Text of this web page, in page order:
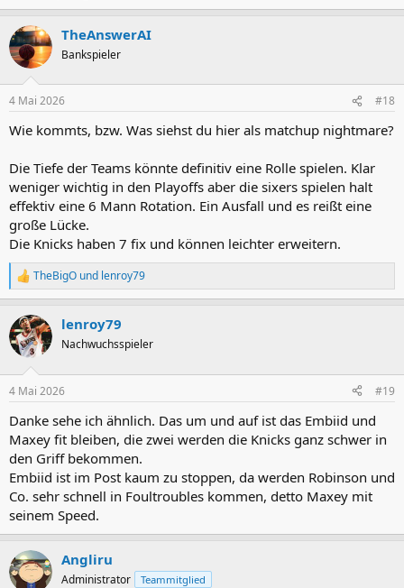
TheAnswerAI
Bankspieler
4 Mai 2026 #18
Wie kommts, bzw. Was siehst du hier als matchup nightmare?
Die Tiefe der Teams könnte definitiv eine Rolle spielen. Klar
weniger wichtig in den Playoffs aber die sixers spielen halt
effektiv eine 6 Mann Rotation. Ein Ausfall und es reißt eine
große Lücke.
Die Knicks haben 7 fix und können leichter erweitern.
R
e
k
t
i
e
:
TheBigO und lenroy79
lenroy79
Nachwuchsspieler
4 Mai 2026 #19
Danke sehe ich ähnlich. Das um und auf ist das Embiid und
Maxey fit bleiben, die zwei werden die Knicks ganz schwer in
den Griff bekommen.
Embiid ist im Post kaum zu stoppen, da werden Robinson und
Co. sehr schnell in Foultroubles kommen, detto Maxey mit
seinem Speed.
Angliru
Administrator Teammitglied